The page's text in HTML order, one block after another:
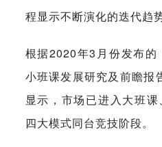
程显示不断演化的迭代趋势
根据2020年3月 份发布的
小班课发展研究及前瞻报
显示，市场已进入大班
四大模式同台竞技阶段。